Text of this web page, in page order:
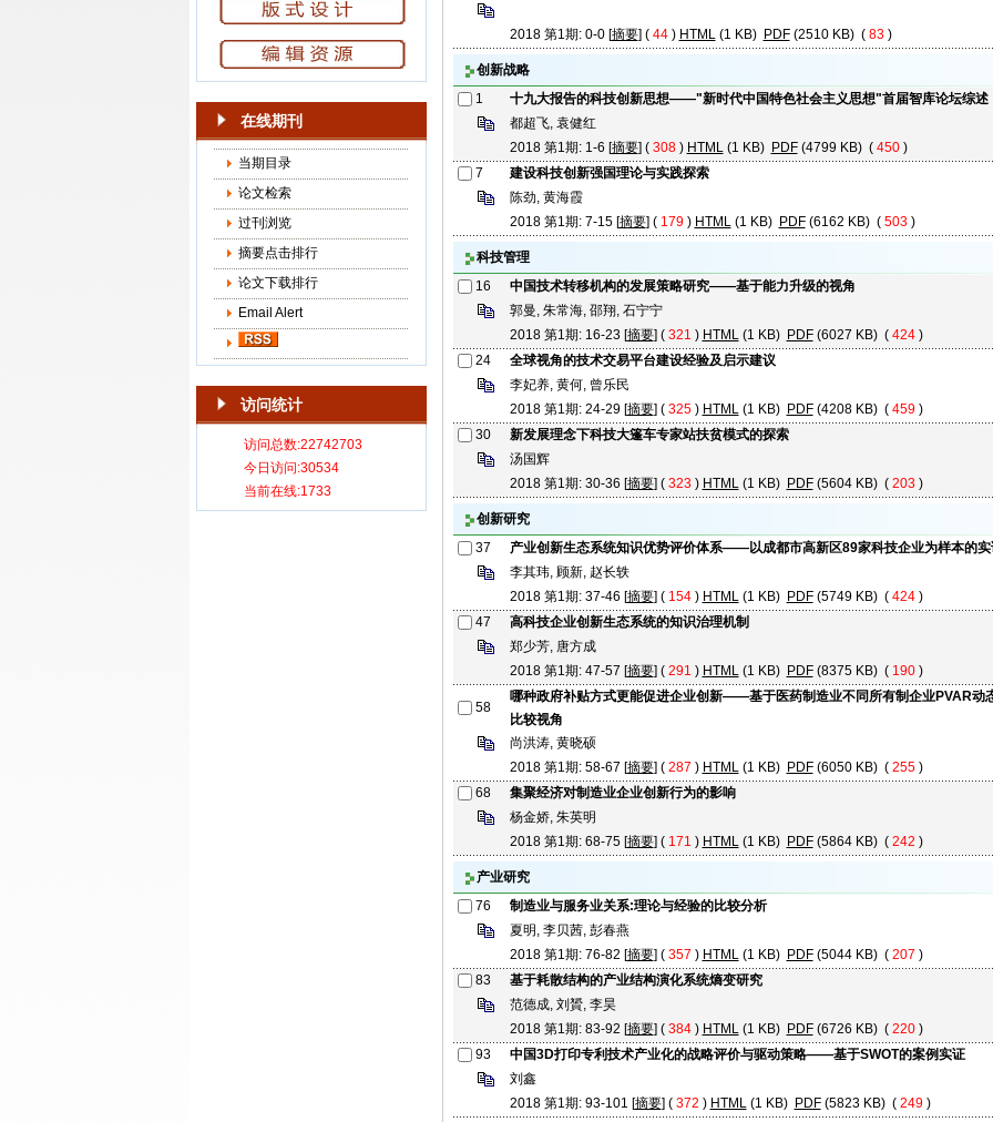
在线期刊
当期目录
论文检索
过刊浏览
摘要点击排行
论文下载排行
Email Alert
访问统计
2018 第1期: 0-0 [摘要] (44) HTML(1 KB) PDF(2510 KB) ( 83 )
创新战略
1
十九大报告的科技创新思想——"新时代中国特色社会主义思想"首届智库论坛综述
都超飞, 袁健红
2018 第1期: 1-6 [摘要] (308) HTML(1 KB) PDF(4799 KB) ( 450 )
7
建设科技创新强国理论与实践探索
陈劲, 黄海霞
2018 第1期: 7-15 [摘要] (179) HTML(1 KB) PDF(6162 KB) ( 503 )
科技管理
16
中国技术转移机构的发展策略研究——基于能力升级的视角
郭曼, 朱常海, 邵翔, 石宁宁
2018 第1期: 16-23 [摘要] (321 ) HTML(1 KB) PDF(6027 KB) ( 424 )
24
全球视角的技术交易平台建设经验及启示建议
李妃养, 黄何, 曾乐民
2018 第1期: 24-29 [摘要] (325) HTML(1 KB) PDF(4208 KB) ( 459 )
30
新发展理念下科技大篷车专家站扶贫模式的探索
汤国辉
2018 第1期: 30-36 [摘要] (323 ) HTML(1 KB) PDF(5604 KB) ( 203 )
创新研究
37
产业创新生态系统知识优势评价体系——以成都市高新区89家科技企业为样本的实
李其玮, 顾新, 赵长轶
2018 第1期: 37-46 [摘要] (154) HTML(1 KB) PDF(5749 KB) ( 424 )
47
高科技企业创新生态系统的知识治理机制
郑少芳, 唐方成
2018 第1期: 47-57 [摘要] (291 ) HTML(1 KB) PDF(8375 KB) ( 190 )
58
哪种政府补贴方式更能促进企业创新——基于医药制造业不同所有制企业PVAR动
比较视角
尚洪涛, 黄晓硕
2018 第1期: 58-67 [摘要] (287 ) HTML(1 KB) PDF(6050 KB) ( 255 )
68
集聚经济对制造业企业创新行为的影响
杨金娇, 朱英明
2018 第1期: 68-75 [摘要] (171 ) HTML(1 KB) PDF(5864 KB) ( 242 )
产业研究
76
制造业与服务业关系:理论与经验的比较分析
夏明, 李贝茜, 彭春燕
2018 第1期: 76-82 [摘要] (357 ) HTML(1 KB) PDF(5044 KB) ( 207 )
83
基于耗散结构的产业结构演化系统熵变研究
范德成, 刘贇, 李昊
2018 第1期: 83-92 [摘要] (384) HTML(1 KB) PDF(6726 KB) ( 220 )
93
中国3D打印专利技术产业化的战略评价与驱动策略——基于SWOT的案例实证
刘鑫
2018 第1期: 93-101 [摘要] (372 ) HTML(1 KB) PDF(5823 KB) ( 249 )